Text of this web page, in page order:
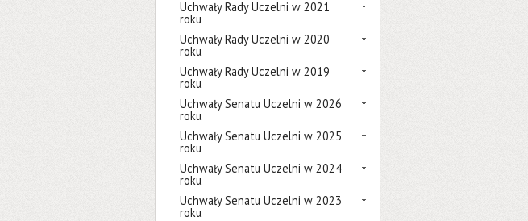
Uchwały Rady Uczelni w 2021
roku
Uchwały Rady Uczelni w 2020
roku
Uchwały Rady Uczelni w 2019
roku
Uchwały Senatu Uczelni w 2026
roku
Uchwały Senatu Uczelni w 2025
roku
Uchwały Senatu Uczelni w 2024
roku
Uchwały Senatu Uczelni w 2023
roku